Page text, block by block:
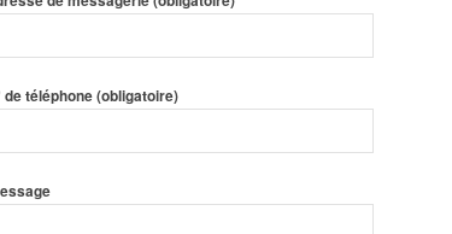
de téléphone (obligatoire)